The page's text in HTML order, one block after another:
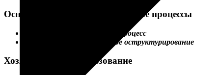
Основные почвообразовательные процессы
Гумусово-аккумулятивный процесс
Биогенное и коагуляционное оструктурирование
Хозяйственное использование